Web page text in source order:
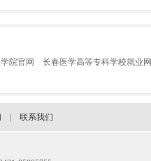
院官网 长春医学高等专科学校就业网
联系我们